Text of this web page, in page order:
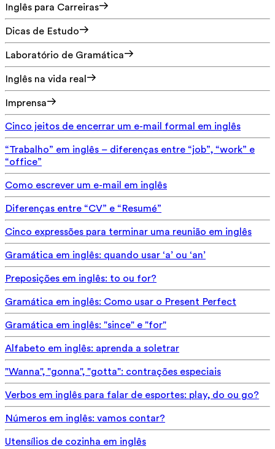
Inglês para Carreiras
Dicas de Estudo
Laboratório de Gramática
Inglês na vida real
Imprensa
Cinco jeitos de encerrar um e-mail formal em inglês
“Trabalho” em inglês – diferenças entre “job”, “work” e
“office”
Como escrever um e-mail em inglês
Diferenças entre “CV” e “Resumé”
Cinco expressões para terminar uma reunião em inglês
Gramática em inglês: quando usar ‘a’ ou ‘an’
Preposições em inglês: to ou for?
Gramática em inglês: Como usar o Present Perfect
Gramática em inglês: "since" e "for"
Alfabeto em inglês: aprenda a soletrar
"Wanna", "gonna", "gotta": contrações especiais
Verbos em inglês para falar de esportes: play, do ou go?
Números em inglês: vamos contar?
Utensílios de cozinha em inglês